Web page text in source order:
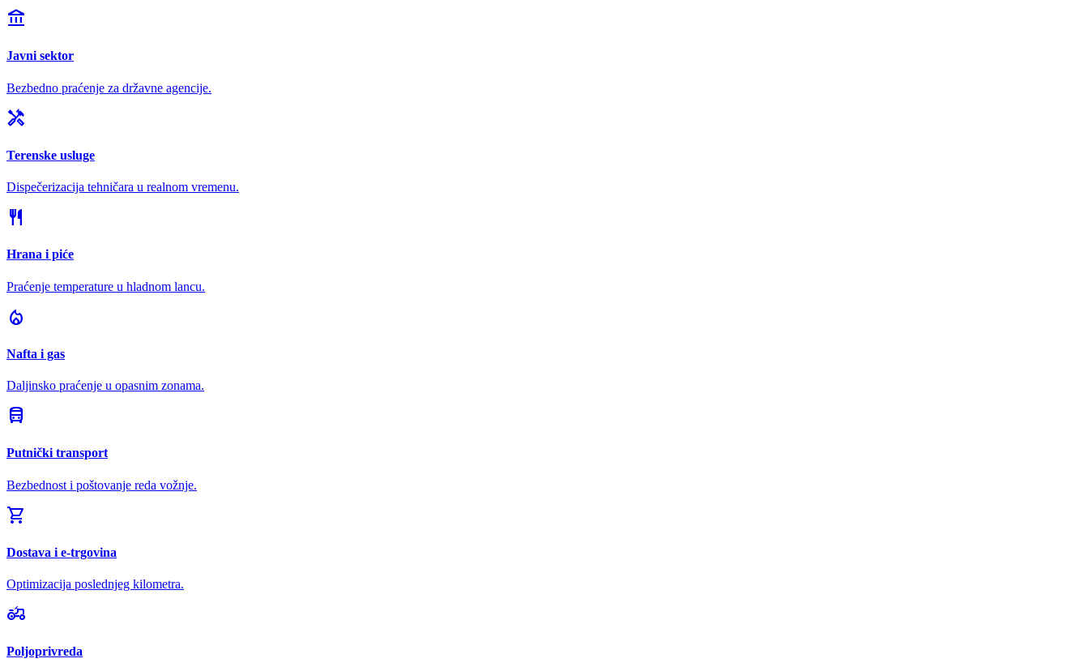
account_balance
Javni sektor
Bezbedno praćenje za državne agencije.
handyman
Terenske usluge
Dispečerizacija tehničara u realnom vremenu.
restaurant
Hrana i piće
Praćenje temperature u hladnom lancu.
local_fire_department
Nafta i gas
Daljinsko praćenje u opasnim zonama.
directions_bus
Putnički transport
Bezbednost i poštovanje reda vožnje.
shopping_cart
Dostava i e-trgovina
Optimizacija poslednjeg kilometra.
agriculture
Poljoprivreda